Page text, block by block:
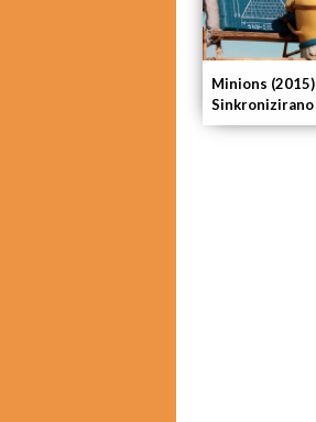
Minions (2015)
Sinkronizirano